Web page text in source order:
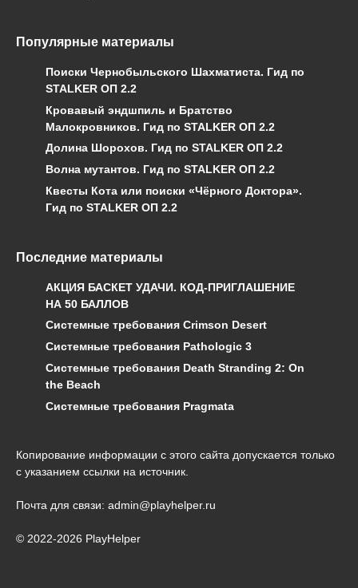
Популярные материалы
Поиски Чернобыльского Шахматиста. Гид по
STALKER ОП 2.2
Кровавый эндшпиль и Братство
Малокровников. Гид по STALKER ОП 2.2
Долина Шорохов. Гид по STALKER ОП 2.2
Волна мутантов. Гид по STALKER ОП 2.2
Квесты Кота или поиски «Чёрного Доктора».
Гид по STALKER ОП 2.2
Последние материалы
АКЦИЯ БАСКЕТ УДАЧИ. КОД-ПРИГЛАШЕНИЕ
НА 50 БАЛЛОВ
Системные требования Crimson Desert
Системные требования Pathologic 3
Системные требования Death Stranding 2: On
the Beach
Системные требования Pragmata
Копирование информации с этого сайта допускается только
с указанием ссылки на источник.
Почта для связи: admin@playhelper.ru
© 2022-2026 PlayHelper